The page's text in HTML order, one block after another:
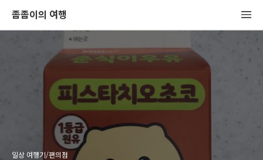
좀좀이의 여행
일상 여행기/편의점